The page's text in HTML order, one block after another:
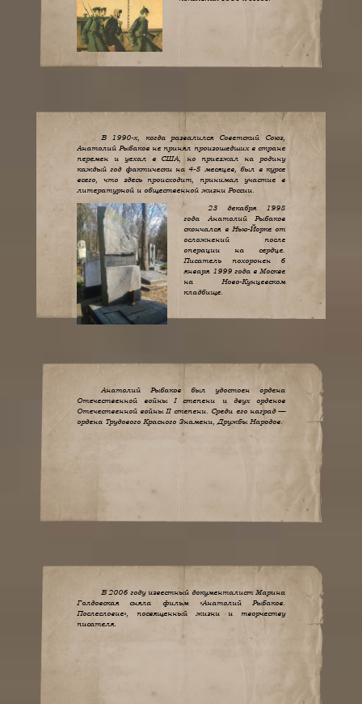
В 1990-х, когда развалился Советский Союз,
Анатолий Рыбаков не принял произошедших в стране
перемен и уехал в США, но приезжал на родину
каждый год фактически на 4-5 месяцев, был в курсе
всего, что здесь происходит, принимал участие в
литературной и общественной жизни России.
23 декабря 1998
года Анатолий Рыбаков
скончался в Нью-Йорке от
осложнений после
операции на сердце.
Писатель похоронен 6
января 1999 года в Москве
на Ново-Кунцевском
кладбище.
Анатолий Рыбаков был удостоен ордена
Отечественной войны I степени и двух орденов
Отечественной войны II степени. Среди его наград —
ордена Трудового Красного Знамени, Дружбы Народов.
В 2006 году известный документалист Марина
Голдовская сняла фильм «Анатолий Рыбаков.
Послесловие», посвященный жизни и творчеству
писателя.